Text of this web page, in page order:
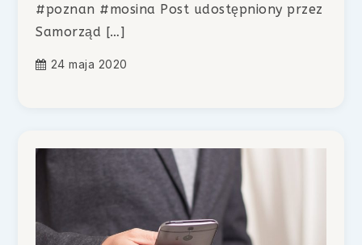
#poznan #mosina Post udostępniony przez
Samorząd […]
24 maja 2020